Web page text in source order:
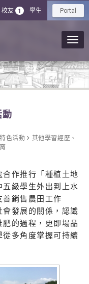
校友 1 學生 Portal
動
特色活動 其他學習經歷 、
作推行「種植土地
級學生外出到上水
銷售農田工作
發展的關係，認識
的過程，更即場品
多角度掌握可持續